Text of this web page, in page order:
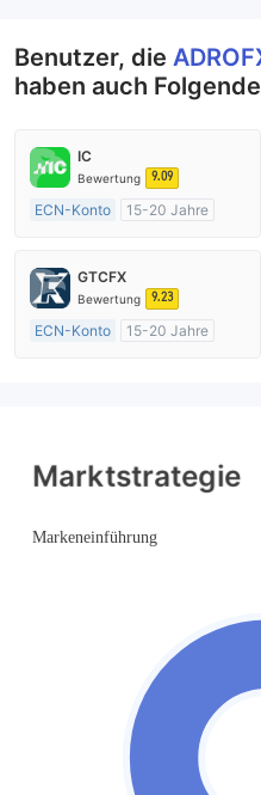
Benutzer, die
haben auch
IC
Bewertung 9.09
ECN-Konto
15-20 Jahre
Market Making (MM)
MT4-Volllizenz
GTCFX
Bewertung 9.23
ECN-Konto
15-20 Jahre
Marktstrategie